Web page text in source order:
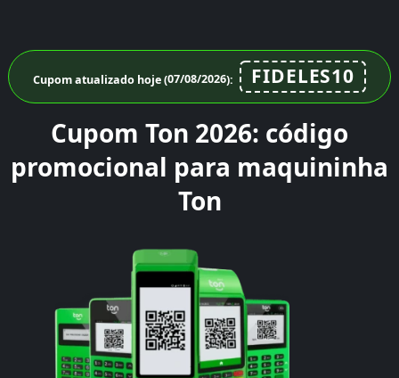
Cupom atualizado hoje (07/08/2026): FIDELES10
Cupom Ton 2026: código
promocional para maquininha
Ton